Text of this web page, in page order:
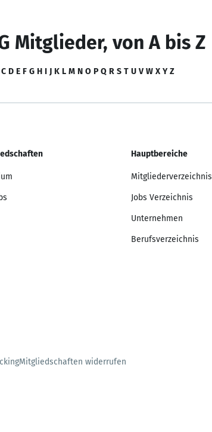
Mitglieder, von A bis Z
C D E F G H I J K L M N O P Q R S T U V W X Y Z
Hauptbereiche
Mitgliederverzeichnis
Jobs Verzeichnis
Unternehmen
Berufsverzeichnis
Mitgliedschaften widerrufen